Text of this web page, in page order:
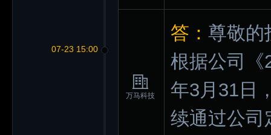
07-23 15:00
万马科技
答： 尊敬的
根据公司《
年3月31日
续通过公司